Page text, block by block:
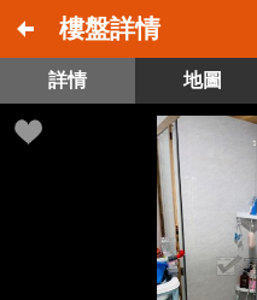
樓盤詳情
詳情 地圖